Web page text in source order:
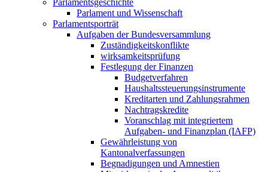
Parlamentsgeschichte
Parlament und Wissenschaft
Parlamentsporträt
Aufgaben der Bundesversammlung
Zuständigkeitskonflikte
wirksamkeitsprüfung
Festlegung der Finanzen
Budgetverfahren
Haushaltssteuerungsinstrumente
Kreditarten und Zahlungsrahmen
Nachtragskredite
Voranschlag mit integriertem
Aufgaben- und Finanzplan (IAFP)
Gewährleistung von
Kantonalverfassungen
Begnadigungen und Amnestien